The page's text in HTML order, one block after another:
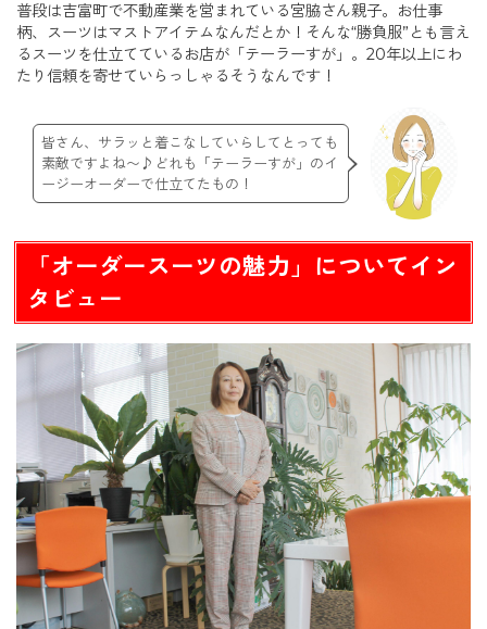
普段は吉富町で不動産業を営まれている宮脇さん親子。お仕事
柄、スーツはマストアイテムなんだとか！そんな“勝負服”とも言え
るスーツを仕立てているお店が「テーラーすが」。20年以上にわ
たり信頼を寄せていらっしゃるそうなんです！
皆さん、サラッと着こなしていらしてとっても
素敵ですよね〜♪どれも「テーラーすが」のイ
ージーオーダーで仕立てたもの！
「オーダースーツの魅力」についてイン
タビュー